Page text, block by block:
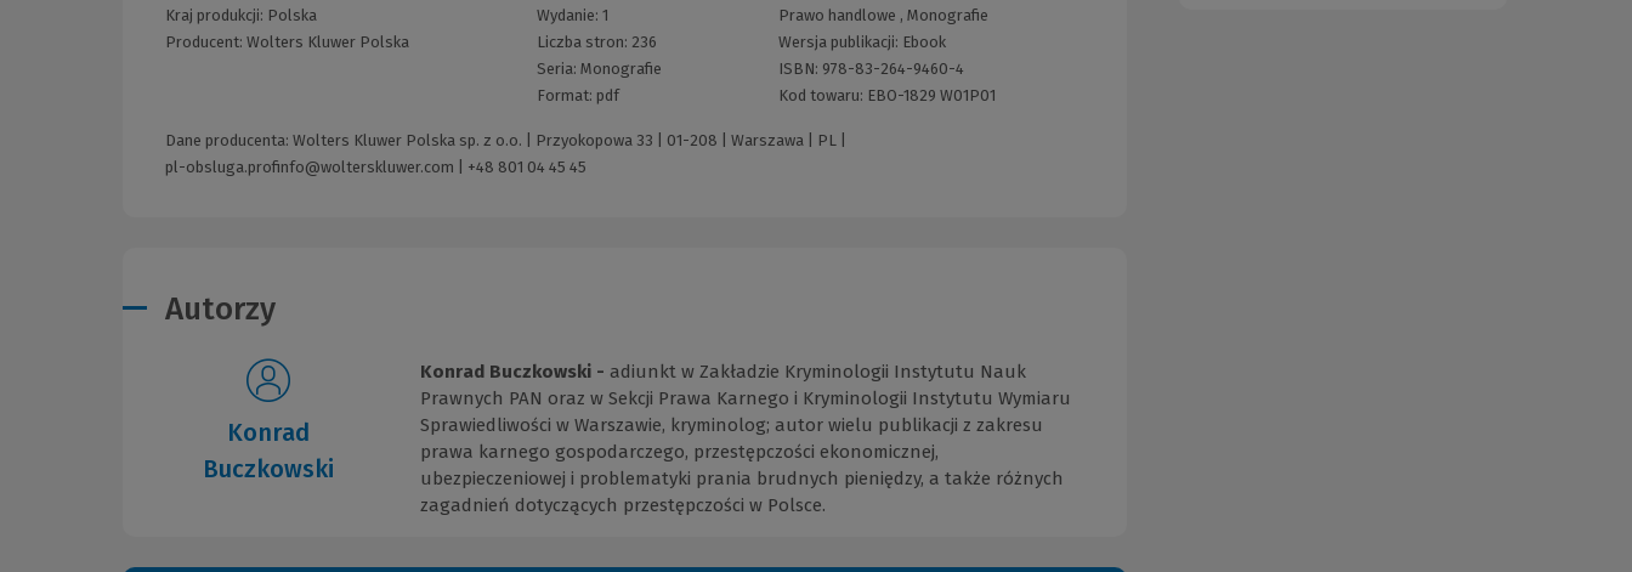
Kraj produkcji: Polska
Producent: Wolters Kluwer Polska
Wydanie: 1
Liczba stron: 236
Seria: Monografie
Format: pdf
Prawo handlowe , Monografie
Wersja publikacji: Ebook
ISBN: 978-83-264-9460-4
Kod towaru: EBO-1829 W01P01
Dane producenta: Wolters Kluwer Polska sp. z o.o. | Przyokopowa 33 | 01-208 | Warszawa | PL |
pl-obsluga.profinfo@wolterskluwer.com
+48 801 04 45 45
Autorzy
Konrad
Buczkowski
Konrad Buczkowski - adiunkt w Zakładzie Kryminologii Instytutu Nauk
Prawnych PAN oraz w Sekcji Prawa Karnego i Kryminologii Instytutu Wymiaru
Sprawiedliwości w Warszawie, kryminolog; autor wielu publikacji z zakresu
prawa karnego gospodarczego, przestępczości ekonomicznej,
ubezpieczeniowej i problematyki prania brudnych pieniędzy, a także różnych
zagadnień dotyczących przestępczości w Polsce.